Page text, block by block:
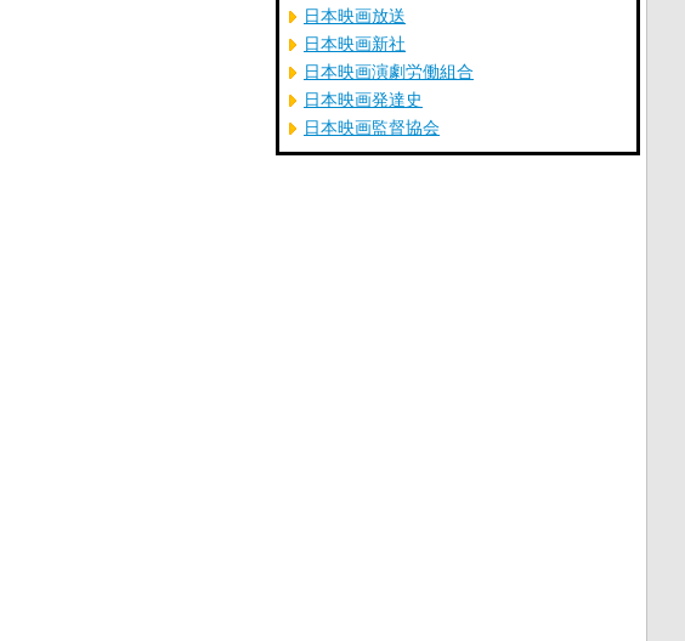
日本映画放送
日本映画新社
日本映画演劇労働組合
日本映画発達史
日本映画監督協会